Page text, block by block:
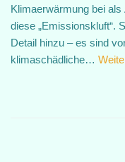
Klimaerwärmung bei
diese „Emissionskluft“.
Detail hinzu – es sind
klimaschädliche…